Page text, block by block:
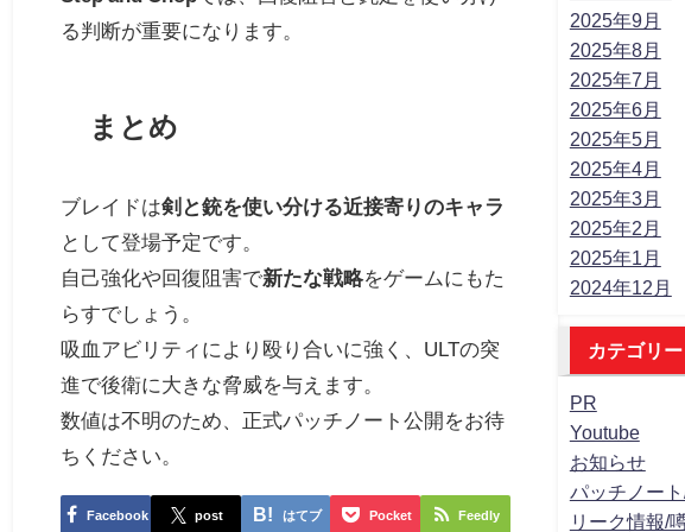
る判断が重要になります。
まとめ
ブレイドは剣と銃を使い分ける近接寄りのキャラ
として登場予定です。
自己強化や回復阻害で新たな戦略をゲームにもた
らすでしょう。
吸血アビリティにより殴り合いに強く、ULTの突
進で後衛に大きな脅威を与えます。
数値は不明のため、正式パッチノート公開をお待
ちください。
Facebook post はてブ Pocket Feedly
2025年9月
2025年8月
2025年7月
2025年6月
2025年5月
2025年4月
2025年3月
2025年2月
2025年1月
2024年12月
カテゴリー
PR
Youtube
お知らせ
パッチノー
リーク情報/